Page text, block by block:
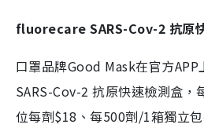
fluorecare SARS-Cov-2 抗原
口罩品牌Good Mask在官方
SARS-Cov-2 抗原快速檢測盒，
位每劑$18、每500劑/1箱獨立